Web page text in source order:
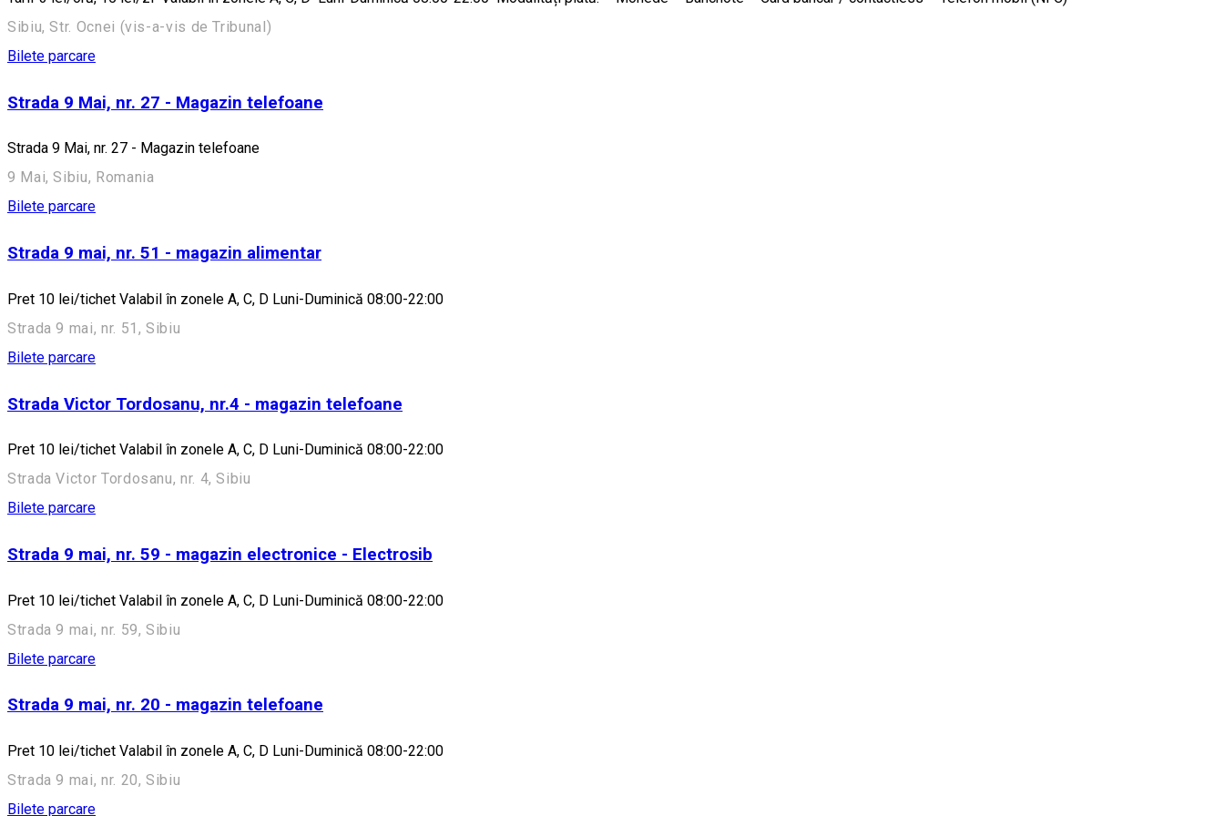
Sibiu, Str. Ocnei (vis-a-vis de Tribunal)
Bilete parcare
Strada 9 Mai, nr. 27 - Magazin telefoane
Strada 9 Mai, nr. 27 - Magazin telefoane
9 Mai, Sibiu, Romania
Bilete parcare
Strada 9 mai, nr. 51 - magazin alimentar
Pret 10 lei/tichet Valabil în zonele A, C, D Luni-Duminică 08:00-22:00
Strada 9 mai, nr. 51, Sibiu
Bilete parcare
Strada Victor Tordosanu, nr.4 - magazin telefoane
Pret 10 lei/tichet Valabil în zonele A, C, D Luni-Duminică 08:00-22:00
Strada Victor Tordosanu, nr. 4, Sibiu
Bilete parcare
Strada 9 mai, nr. 59 - magazin electronice - Electrosib
Pret 10 lei/tichet Valabil în zonele A, C, D Luni-Duminică 08:00-22:00
Strada 9 mai, nr. 59, Sibiu
Bilete parcare
Strada 9 mai, nr. 20 - magazin telefoane
Pret 10 lei/tichet Valabil în zonele A, C, D Luni-Duminică 08:00-22:00
Strada 9 mai, nr. 20, Sibiu
Bilete parcare